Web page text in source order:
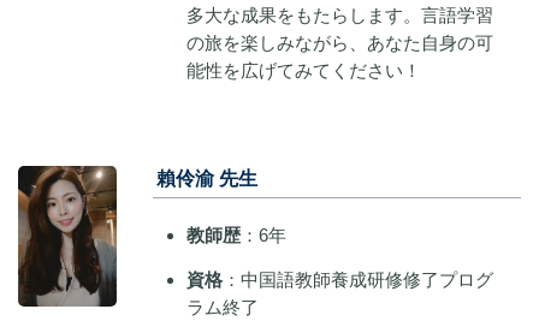
多大な成果をもたらします。言語学習
の旅を楽しみながら、あなた自身の可
能性を広げてみてください！
賴伶渝 先生
教師歴 ：6年
資格 ：中国語教師養成研修修了プログ
ラム終了